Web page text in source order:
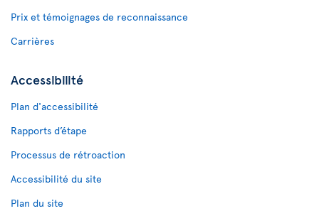
Prix et témoignages de reconnaissance
Carrières
Accessibilité
Plan d'accessibilité
Rapports d’étape
Processus de rétroaction
Accessibilité du site
Plan du site